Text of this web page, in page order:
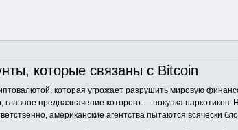
которые связаны с Bitcoin
которая угрожает разрушить мировую
предназначение которого — покупка
американские агентства пытаются всячески